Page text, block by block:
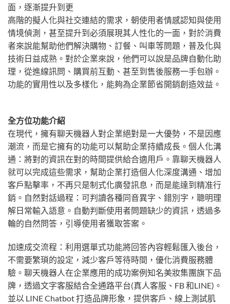
面，逐漸提升到更
高階的擬人化與社交連結的需求，朝使用者情感認知與使用
情境偵測，甚至提升到必須展現其人性化的一面，對於消費
者來說能幫助他們解決購物、訂餐、叫車等問題，普及化與
技術日益成熟。對於企業來說，他們可以說是品牌自動化助
理，從進線訊問、購買前互動、甚至到售後服務一手包辦。
功能的實用性以及多樣化，能夠為企業節省開銷創造效益。
全方位功能介紹
在現代，擁有聊天機器人對企業絕對是一大優勢，不是因應
潮流，而是它擁有的功能可以幫助企業持續成長。個人化溝
通：將對的資訊在對的時間提供給合適用戶。靠聊天機器人
就可以完成這些需求，幫助企業打造個人化深度溝通、增加
客戶點擊率，不再只是制式化廣發訊息，而是能達到精准行
銷。自然對話過程：可判讀各種同音異字、錯別字，聰明理
解日常輸入語意。自動判斷使用者問題缺少的資訊，透過多
輪的自然問答，引導使用者獲取答案。
加速成交流程：利用選單式功能將回答內容輕鬆匯入後台，
不需要繁瑣的設定，減少客戶等待時間，優化消費服務體
驗。聊天機器人在企業應用的成功案例知名美妝集團旗下品
牌，透過文字客服結合全通路平台(真人客服、FB 和LINE)。
並以 LINE Chatbot 打造品牌形象，提供客戶、線上測試肌